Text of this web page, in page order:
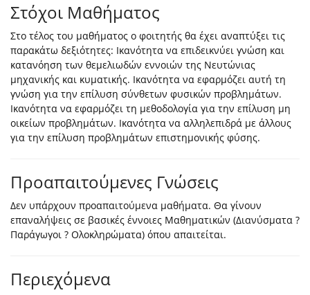
Στόχοι Μαθήματος
Στο τέλος του μαθήματος ο φοιτητής θα έχει αναπτύξει τις
παρακάτω δεξιότητες: Ικανότητα να επιδεικνύει γνώση και
κατανόηση των θεμελιωδών εννοιών της Νευτώνιας
μηχανικής και κυματικής. Ικανότητα να εφαρμόζει αυτή τη
γνώση για την επίλυση σύνθετων φυσικών προβλημάτων.
Ικανότητα να εφαρμόζει τη μεθοδολογία για την επίλυση μη
οικείων προβλημάτων. Ικανότητα να αλληλεπιδρά με άλλους
για την επίλυση προβλημάτων επιστημονικής φύσης.
Προαπαιτούμενες Γνώσεις
Δεν υπάρχουν προαπαιτούμενα μαθήματα. Θα γίνουν
επαναλήψεις σε βασικές έννοιες Μαθηματικών (Διανύσματα ?
Παράγωγοι ? Ολοκληρώματα) όπου απαιτείται.
Περιεχόμενα